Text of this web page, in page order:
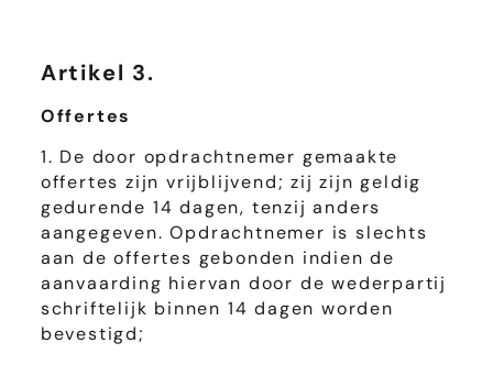
Artikel 3.
Offertes
1. De door opdrachtnemer gemaakte
offertes zijn vrijblijvend; zij zijn geldig
gedurende 14 dagen, tenzij anders
aangegeven. Opdrachtnemer is slechts
aan de offertes gebonden indien de
aanvaarding hiervan door de wederpartij
schriftelijk binnen 14 dagen worden
bevestigd;